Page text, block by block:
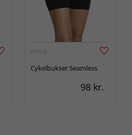
EMILIA
Cykelbukser Seamless
98 kr.